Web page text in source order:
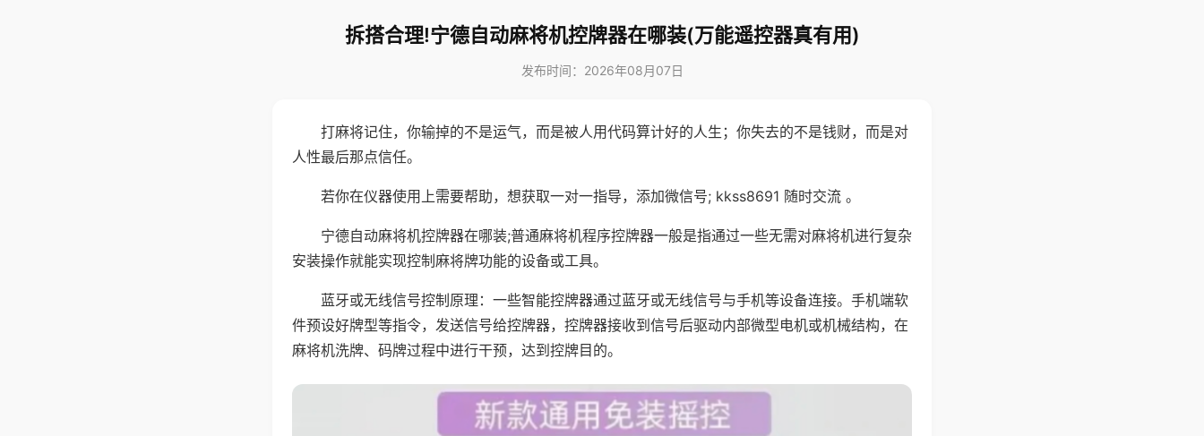
拆搭合理!宁德自动麻将机控牌器在哪装(万能遥控器真有用)
发布时间：2026年08月07日
打麻将记住，你输掉的不是运气，而是被人用代码算计好的人生；你失去的不是钱财，而是对
人性最后那点信任。
若你在仪器使用上需要帮助，想获取一对一指导，添加微信号; kkss8691 随时交流 。
宁德自动麻将机控牌器在哪装;普通麻将机程序控牌器一般是指通过一些无需对麻将机进行复杂
安装操作就能实现控制麻将牌功能的设备或工具。
蓝牙或无线信号控制原理：一些智能控牌器通过蓝牙或无线信号与手机等设备连接。手机端软
件预设好牌型等指令，发送信号给控牌器，控牌器接收到信号后驱动内部微型电机或机械结构，在
麻将机洗牌、码牌过程中进行干预，达到控牌目的。